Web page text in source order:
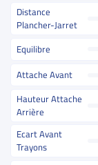
Distance
Plancher-Jarret
Equilibre
Attache Avant
Hauteur Attache
Arrière
Ecart Avant
Trayons